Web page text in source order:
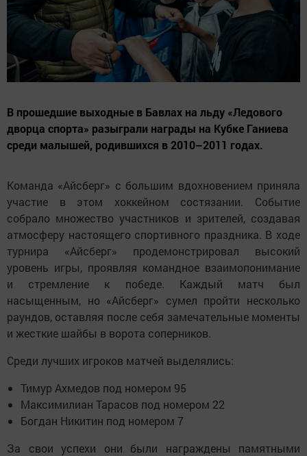
В прошедшие выходные в Бавлах на льду «Ледового
дворца спорта» разыграли награды на Кубке Ганиева
среди малышей, родившихся в 2010–2011 годах.
Команда «Айсберг» с большим вдохновением приняла
участие в этом хоккейном состязании. Событие
собрало множество участников и зрителей, создавая
атмосферу настоящего спортивного праздника. В ходе
турнира «Айсберг» продемонстрировал высокий
уровень игры, проявляя командное взаимопонимание
и стремление к победе. Каждый матч был
насыщенным, но «Айсберг» сумел пройти несколько
раундов, оставляя после себя замечательные моменты
и жесткие шайбы в ворота соперников.
Среди лучших игроков матчей выделялись:
Тимур Ахмедов под номером 95
Максимилиан Тарасов под номером 22
Богдан Никитин под номером 7
За свои успехи они были награждены памятными